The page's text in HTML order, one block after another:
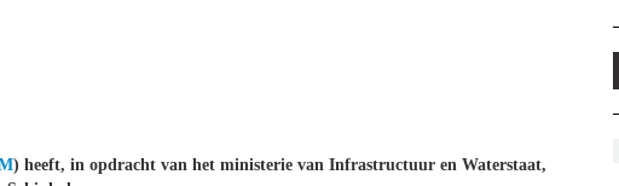
) heeft, in opdracht van het ministerie van Infrastructuur en Waterstaat,